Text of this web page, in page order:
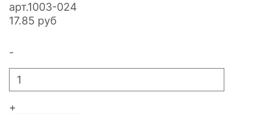
арт.1003-024
17.85 руб
-
+